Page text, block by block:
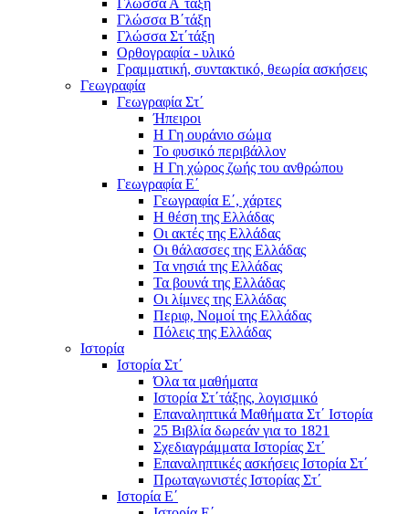
Γλώσσα Α΄τάξη
Γλώσσα Β΄τάξη
Γλώσσα Στ΄τάξη
Ορθογραφία - υλικό
Γραμματική, συντακτικό, θεωρία ασκήσεις
Γεωγραφία
Γεωγραφία Στ΄
Ήπειροι
Η Γη ουράνιο σώμα
Το φυσικό περιβάλλον
Η Γη χώρος ζωής του ανθρώπου
Γεωγραφία Ε΄
Γεωγραφία Ε΄, χάρτες
Η θέση της Ελλάδας
Οι ακτές της Ελλάδας
Οι θάλασσες της Ελλάδας
Τα νησιά της Ελλάδας
Τα βουνά της Ελλάδας
Οι λίμνες της Ελλάδας
Περιφ, Νομοί της Ελλάδας
Πόλεις της Ελλάδας
Ιστορία
Ιστορία Στ΄
Όλα τα μαθήματα
Ιστορία Στ΄τάξης, λογισμικό
Επαναληπτικά Μαθήματα Στ΄ Ιστορία
25 Βιβλία δωρεάν για το 1821
Σχεδιαγράμματα Ιστορίας Στ΄
Επαναληπτικές ασκήσεις Ιστορία Στ΄
Πρωταγωνιστές Ιστορίας Στ΄
Ιστορία Ε΄